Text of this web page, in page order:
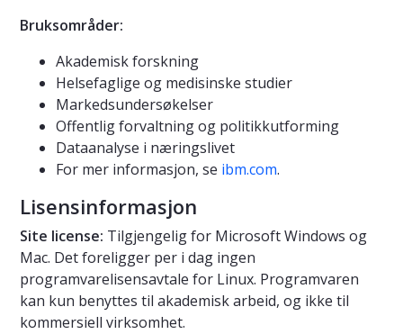
Bruksområder:
Akademisk forskning
Helsefaglige og medisinske studier
Markedsundersøkelser
Offentlig forvaltning og politikkutforming
Dataanalyse i næringslivet
For mer informasjon, se ibm.com.
Lisensinformasjon
Site license: Tilgjengelig for Microsoft Windows og
Mac. Det foreligger per i dag ingen
programvarelisensavtale for Linux. Programvaren
kan kun benyttes til akademisk arbeid, og ikke til
kommersiell virksomhet.